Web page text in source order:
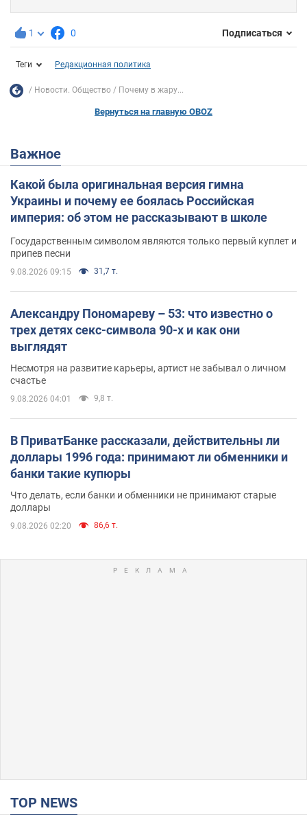
1 0 Подписаться
Теги Редакционная политика
Новости. Общество Почему в жару...
Вернуться на главную OBOZ
Важное
Какой была оригинальная версия гимна
Украины и почему ее боялась Российская
империя: об этом не рассказывают в школе
Государственным символом являются только первый куплет и
припев песни
9.08.2026 09:15 31,7 т.
Александру Пономареву – 53: что известно о
трех детях секс-символа 90-х и как они
выглядят
Несмотря на развитие карьеры, артист не забывал о личном
счастье
9.08.2026 04:01 9,8 т.
В ПриватБанке рассказали, действительны ли
доллары 1996 года: принимают ли обменники и
банки такие купюры
Что делать, если банки и обменники не принимают старые
доллары
9.08.2026 02:20 86,6 т.
TOP NEWS